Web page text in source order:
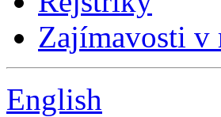
Zajímavosti v
English